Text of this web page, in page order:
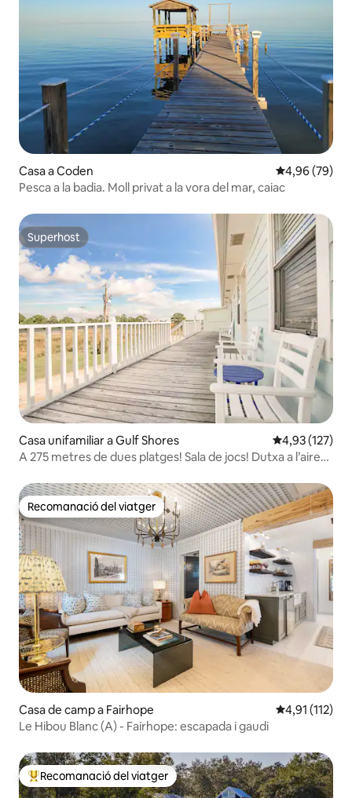
Casa a Coden 4,96 de
4,96 (79)
Pesca a la badia. Moll privat a la vora del mar, caiac
Superhost
Superhost
Casa unifamiliar a Gulf Shores 4,93 de
4,93 (127)
A 275 metres de dues platges! Sala de jocs! Dutxa a l’aire
Recomanació del viatger
Recomanació del viatger
Casa de camp a Fairhope 4,91 de
4,91 (112)
Le Hibou Blanc (A) - Fairhope: escapada i gaudi
Principals recomanacions dels viatgers
Recomanació del viatger